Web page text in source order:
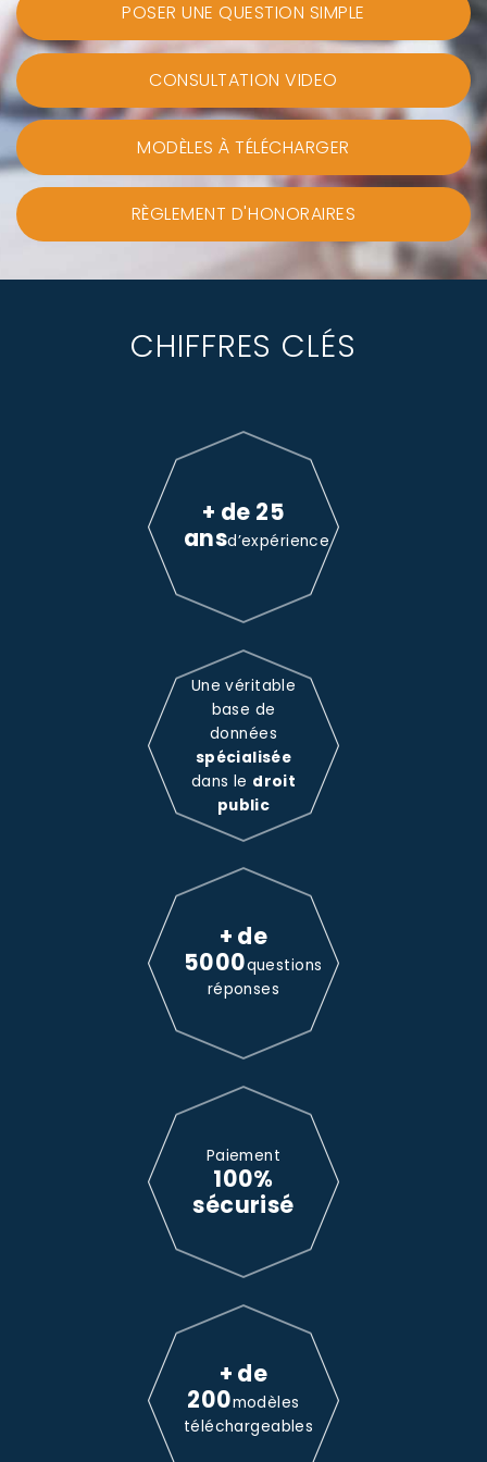
POSER UNE QUESTION SIMPLE
CONSULTATION VIDEO
MODÈLES À TÉLÉCHARGER
RÈGLEMENT D'HONORAIRES
CHIFFRES CLÉS
+ de 25
ansd’expérience
Une véritable
base de
données
spécialisée
dans le droit
public
+ de
5000questions
réponses
Paiement
100%
sécurisé
+ de
200modèles
téléchargeables